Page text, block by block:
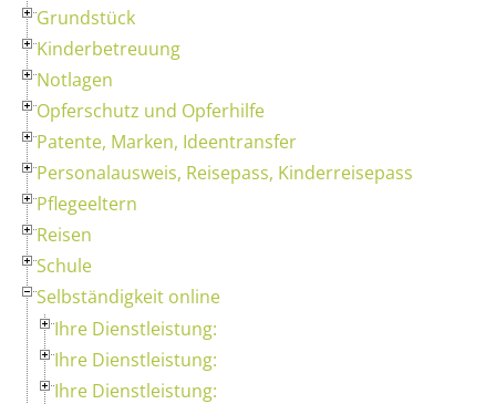
Grundstück
Kinderbetreuung
Notlagen
Opferschutz und Opferhilfe
Patente, Marken, Ideentransfer
Personalausweis, Reisepass, Kinderreisepass
Pflegeeltern
Reisen
Schule
Selbständigkeit online
Ihre Dienstleistung:
Ihre Dienstleistung:
Ihre Dienstleistung: